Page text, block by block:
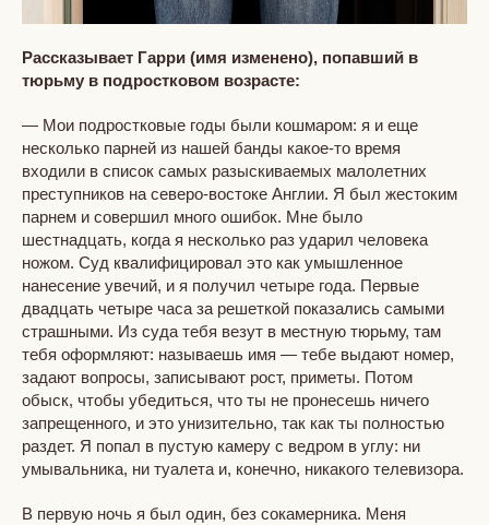
Рассказывает Гарри (имя изменено), попавший в
тюрьму в подростковом возрасте:
— Мои подростковые годы были кошмаром: я и еще
несколько парней из нашей банды какое-то время
входили в список самых разыскиваемых малолетних
преступников на северо-востоке Англии. Я был жестоким
парнем и совершил много ошибок. Мне было
шестнадцать, когда я несколько раз ударил человека
ножом. Суд квалифицировал это как умышленное
нанесение увечий, и я получил четыре года. Первые
двадцать четыре часа за решеткой показались самыми
страшными. Из суда тебя везут в местную тюрьму, там
тебя оформляют: называешь имя — тебе выдают номер,
задают вопросы, записывают рост, приметы. Потом
обыск, чтобы убедиться, что ты не пронесешь ничего
запрещенного, и это унизительно, так как ты полностью
раздет. Я попал в пустую камеру с ведром в углу: ни
умывальника, ни туалета и, конечно, никакого телевизора.
В первую ночь я был один, без сокамерника. Меня